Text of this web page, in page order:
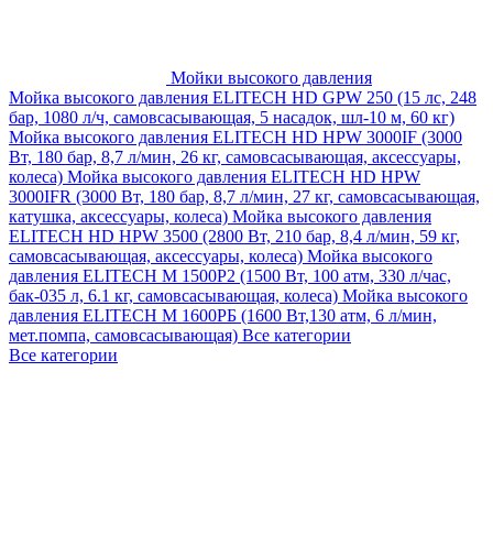
Мойки высокого давления
Мойка высокого давления ELITECH HD GPW 250 (15 лс, 248
бар, 1080 л/ч, самовсасывающая, 5 насадок, шл-10 м, 60 кг)
Мойка высокого давления ELITECH HD HPW 3000IF (3000
Вт, 180 бар, 8,7 л/мин, 26 кг, самовсасывающая, аксессуары,
колеса) Мойка высокого давления ELITECH HD HPW
3000IFR (3000 Вт, 180 бар, 8,7 л/мин, 27 кг, самовсасывающая,
катушка, аксессуары, колеса) Мойка высокого давления
ELITECH HD HPW 3500 (2800 Вт, 210 бар, 8,4 л/мин, 59 кг,
самовсасывающая, аксессуары, колеса) Мойка высокого
давления ELITECH M 1500P2 (1500 Вт, 100 атм, 330 л/час,
бак-035 л, 6.1 кг, самовсасывающая, колеса) Мойка высокого
давления ELITECH М 1600РБ (1600 Вт,130 атм, 6 л/мин,
мет.помпа, самовсасывающая) Все категории
Все категории